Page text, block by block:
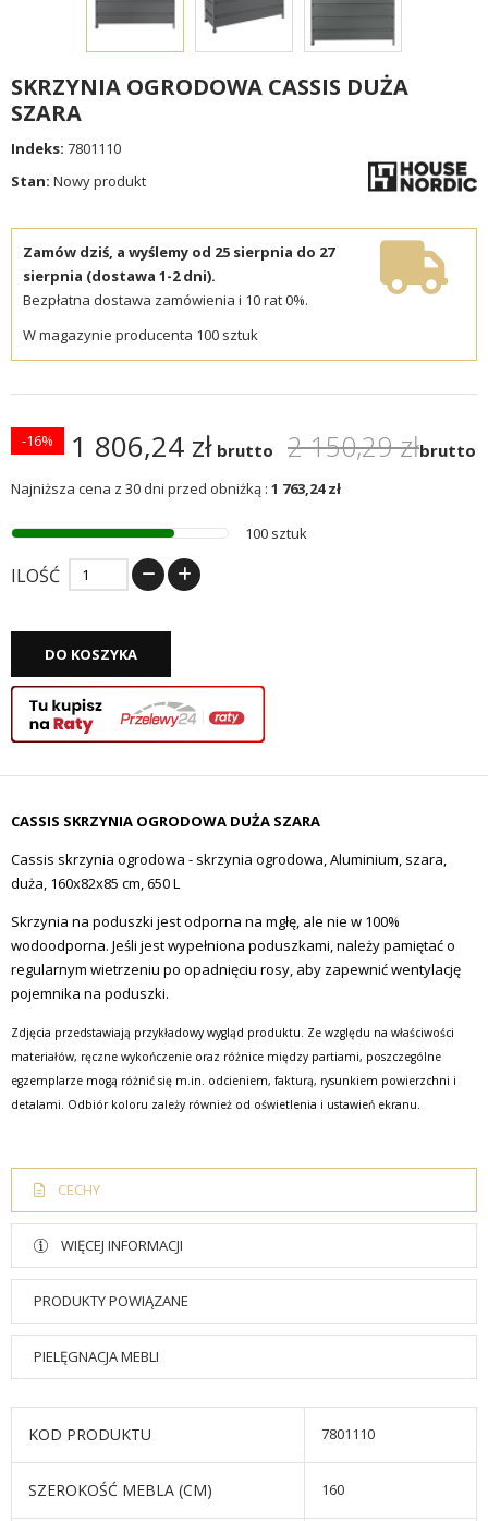
SKRZYNIA OGRODOWA CASSIS DUŻA
SZARA
Indeks: 7801110
Stan: Nowy produkt
Zamów dziś, a wyślemy od 25 sierpnia do 27
sierpnia (dostawa 1-2 dni).
Bezpłatna dostawa zamówienia i 10 rat 0%.
W magazynie producenta 100 sztuk
1 806,24 zł brutto 2 150,29 złbrutto
-16%
Najniższa cena z 30 dni przed obniżką : 1 763,24 zł
100 sztuk
ILOŚĆ
DO KOSZYKA
CASSIS SKRZYNIA OGRODOWA DUŻA SZARA
Cassis skrzynia ogrodowa - skrzynia ogrodowa, Aluminium, szara,
duża, 160x82x85 cm, 650 L
Skrzynia na poduszki jest odporna na mgłę, ale nie w 100%
wodoodporna. Jeśli jest wypełniona poduszkami, należy pamiętać o
regularnym wietrzeniu po opadnięciu rosy, aby zapewnić wentylację
pojemnika na poduszki.
Zdjęcia przedstawiają przykładowy wygląd produktu. Ze względu na właściwości
materiałów, ręczne wykończenie oraz różnice między partiami, poszczególne
egzemplarze mogą różnić się m.in. odcieniem, fakturą, rysunkiem powierzchni i
detalami. Odbiór koloru zależy również od oświetlenia i ustawień ekranu.
CECHY
WIĘCEJ INFORMACJI
PRODUKTY POWIĄZANE
PIELĘGNACJA MEBLI
KOD PRODUKTU 7801110
SZEROKOŚĆ MEBLA (CM) 160